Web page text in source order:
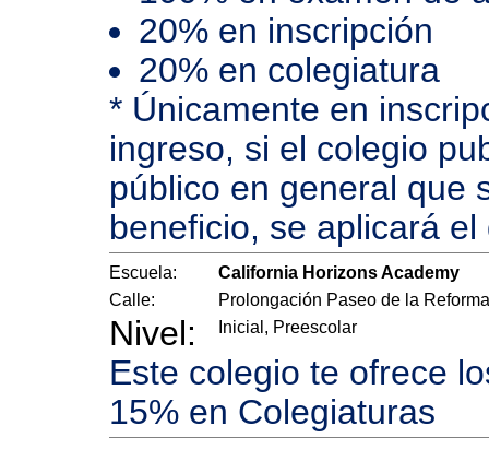
20% en inscripción
20% en colegiatura
* Únicamente en
ingreso, si el colegio
público en general que
beneficio, se aplicará
Escuela:
California Horizons Academy
Calle:
Prolongación Paseo de la
Nivel: Inicial, Preescolar
Este colegio te ofrece
15% en Colegiaturas